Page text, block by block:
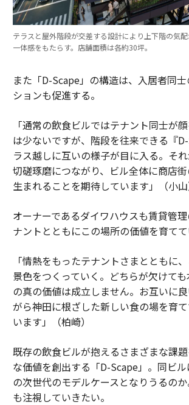
テラスと屋外階段が交差する設計により上下階の気
一体感をもたらす。店舗面積は各約30坪。
また「D-Scape」の構造は、入居者同
ションも促進する。
「通常の飲食ビルではテナント同士が
は少ないですが、階段を往来できる『
ラス越しに互いの様子が目に入る。そ
切磋琢磨につながり、ビル全体に商店
生まれることを期待しています」（小山
オーナーであるダイワハウスも賃貸管
ナントとともにこの場所の価値を育てて
「情熱をもったテナントさまとともに
景色をつくっていく。どちらが欠けて
の真の価値は成立しません。お互いに
がら神田に根ざした新しい食の場を育
います」（柏崎）
既存の飲食ビルが抱えるさまざまな課
な価値を創出する「D-Scape」。同ビ
の次世代のモデルケースとなりうるの
も注視していきたい。